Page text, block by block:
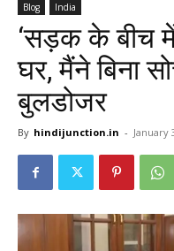
Blog India
‘सड़क के बीच
घर, मैंने बिना
बुलडोजर
By hindijunction.in - January